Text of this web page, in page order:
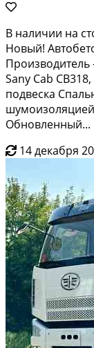
В наличии на
Новый!
Производитель
Sany Cab
подвеска
Обновленный...
14 декабря